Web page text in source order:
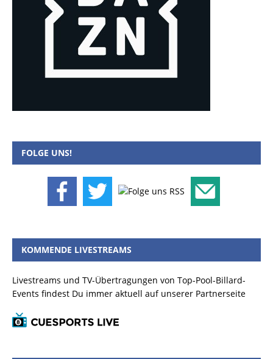
FOLGE UNS!
KOMMENDE LIVESTREAMS
Livestreams und TV-Übertragungen von Top-Pool-Billard-
Events findest Du immer aktuell auf unserer Partnerseite